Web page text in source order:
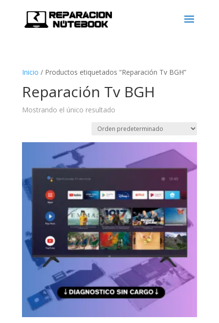
Inicio / Productos etiquetados “Reparación Tv BGH”
Reparación Tv BGH
Mostrando el único resultado